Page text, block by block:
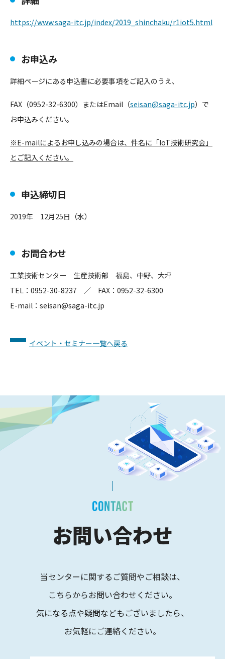
https://www.saga-itc.jp/index/2019_shinchaku/r1iot5.html
お申込み
詳細ページにある申込書に必要事項をご記入のうえ、
FAX（0952-32-6300）またはEmail（seisan@saga-itc.jp）で
お申込みください。
※E-mailによるお申し込みの場合は、件名に「IoT技術研究会」
とご記入ください。
申込締切日
2019年 12月25日（水）
お問合わせ
工業技術センター 生産技術部 福島、中野、大坪
TEL：0952-30-8237 ／ FAX：0952-32-6300
E-mail：seisan@saga-itc.jp
イベント・セミナー一覧へ戻る
お問い合わせ
当センターに関するご質問やご相談は、
こちらからお問い合わせください。
気になる点や疑問などもございましたら、
お気軽にご連絡ください。